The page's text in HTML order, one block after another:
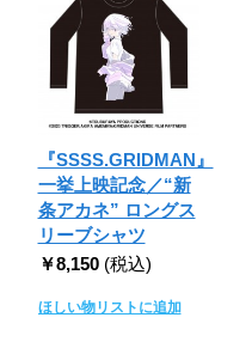
『SSSS.GRIDMAN』
一挙上映記念／“新
条アカネ” ロングス
リーブシャツ
￥8,150 (税込)
ほしい物リストに追加